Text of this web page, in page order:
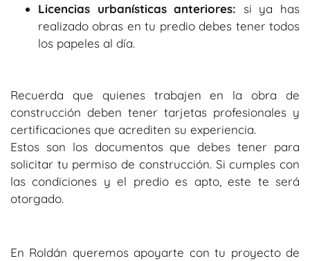
Licencias urbanísticas anteriores: si ya has
realizado obras en tu predio debes tener todos
los papeles al día.
Recuerda que quienes trabajen en la obra de
construcción deben tener tarjetas profesionales y
certificaciones que acrediten su experiencia.
Estos son los documentos que debes tener para
solicitar tu permiso de construcción. Si cumples con
las condiciones y el predio es apto, este te será
otorgado.
En Roldán queremos apoyarte con tu proyecto de